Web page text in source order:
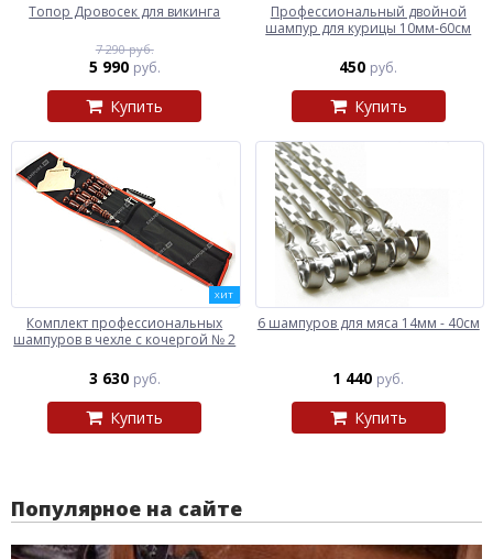
Топор Дровосек для викинга
7 290 руб.
5 990 руб.
Купить
Профессиональный двойной
шампур для курицы 10мм-60см
450 руб.
Купить
ХИТ
Комплект профессиональных
шампуров в чехле с кочергой № 2
3 630 руб.
Купить
6 шампуров для мяса 14мм - 40см
1 440 руб.
Купить
Популярное на сайте